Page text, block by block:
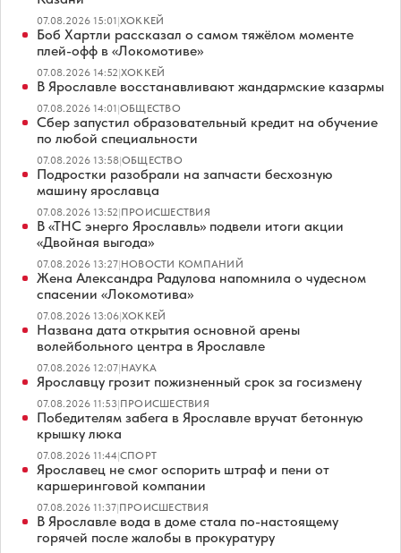
07.08.2026 15:01|ХОККЕЙ
Боб Хартли рассказал о самом тяжёлом моменте
плей-офф в «Локомотиве»
07.08.2026 14:52|ХОККЕЙ
В Ярославле восстанавливают жандармские казармы
07.08.2026 14:01|ОБЩЕСТВО
Сбер запустил образовательный кредит на обучение
по любой специальности
07.08.2026 13:58|ОБЩЕСТВО
Подростки разобрали на запчасти бесхозную
машину ярославца
07.08.2026 13:52|ПРОИСШЕСТВИЯ
В «ТНС энерго Ярославль» подвели итоги акции
«Двойная выгода»
07.08.2026 13:27|НОВОСТИ КОМПАНИЙ
Жена Александра Радулова напомнила о чудесном
спасении «Локомотива»
07.08.2026 13:06|ХОККЕЙ
Названа дата открытия основной арены
волейбольного центра в Ярославле
07.08.2026 12:07|НАУКА
Ярославцу грозит пожизненный срок за госизмену
07.08.2026 11:53|ПРОИСШЕСТВИЯ
Победителям забега в Ярославле вручат бетонную
крышку люка
07.08.2026 11:44|СПОРТ
Ярославец не смог оспорить штраф и пени от
каршеринговой компании
07.08.2026 11:37|ПРОИСШЕСТВИЯ
В Ярославле вода в доме стала по-настоящему
горячей после жалобы в прокуратуру